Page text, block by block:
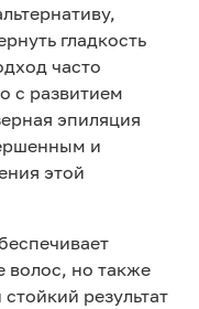
гладкость
часто
с развитием
эпиляция
и
этой
волос, но также
результат